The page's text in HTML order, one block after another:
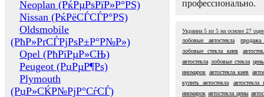
Neoplan (РќРµРѕРїР»Р°РЅ)
Nissan (РќРёСЃСЃР°РЅ)
Oldsmobile
(РћР»РґСЃРјРѕР±Р°Р№Р»)
Opel (РћРїРµР»СЊ)
Peugeot (РџРµР¶Рѕ)
Plymouth
(РџР»СЌР№РјР°СѓСЃ)
профессионально.
Украина 5 из 5 на основе 27
лобовые автостекла
продажа
лобовые стекла киев
автостекла лобовые стекла
иномарок автостекла киев
купить автостекла
автостекла
иномарок автостекла цены